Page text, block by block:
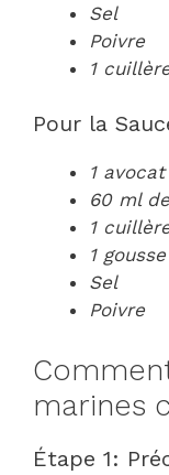
Sel
Poivre
1
Pour la
1
60 ml
1
1
Sel
Poivre
marines
Étape 1: